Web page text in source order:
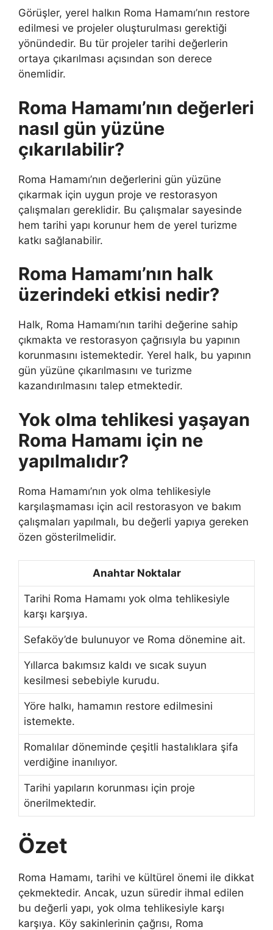
Görüşler, yerel halkın Roma Hamamı’nın restore
edilmesi ve projeler oluşturulması gerektiği
yönündedir. Bu tür projeler tarihi değerlerin
ortaya çıkarılması açısından son derece
önemlidir.
Roma Hamamı’nın değerleri
nasıl gün yüzüne
çıkarılabilir?
Roma Hamamı’nın değerlerini gün yüzüne
çıkarmak için uygun proje ve restorasyon
çalışmaları gereklidir. Bu çalışmalar sayesinde
hem tarihi yapı korunur hem de yerel turizme
katkı sağlanabilir.
Roma Hamamı’nın halk
üzerindeki etkisi nedir?
Halk, Roma Hamamı’nın tarihi değerine sahip
çıkmakta ve restorasyon çağrısıyla bu yapının
korunmasını istemektedir. Yerel halk, bu yapının
gün yüzüne çıkarılmasını ve turizme
kazandırılmasını talep etmektedir.
Yok olma tehlikesi yaşayan
Roma Hamamı için ne
yapılmalıdır?
Roma Hamamı’nın yok olma tehlikesiyle
karşılaşmaması için acil restorasyon ve bakım
çalışmaları yapılmalı, bu değerli yapıya gereken
özen gösterilmelidir.
Anahtar Noktalar
Tarihi Roma Hamamı yok olma tehlikesiyle
karşı karşıya.
Sefaköy’de bulunuyor ve Roma dönemine ait.
Yıllarca bakımsız kaldı ve sıcak suyun
kesilmesi sebebiyle kurudu.
Yöre halkı, hamamın restore edilmesini
istemekte.
Romalılar döneminde çeşitli hastalıklara şifa
verdiğine inanılıyor.
Tarihi yapıların korunması için proje
önerilmektedir.
Özet
Roma Hamamı, tarihi ve kültürel önemi ile dikkat
çekmektedir. Ancak, uzun süredir ihmal edilen
bu değerli yapı, yok olma tehlikesiyle karşı
karşıya. Köy sakinlerinin çağrısı, Roma